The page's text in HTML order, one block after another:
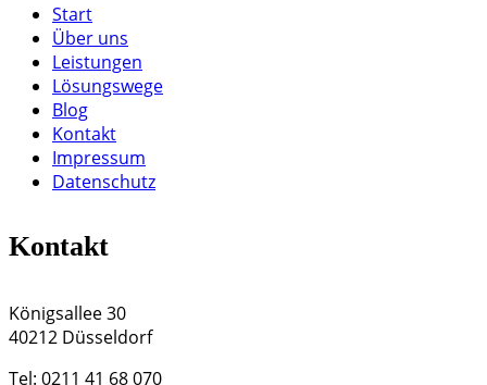
Start
Über uns
Leistungen
Lösungswege
Blog
Kontakt
Impressum
Datenschutz
Kontakt
Königsallee 30
40212 Düsseldorf
Tel: 0211 41 68 070